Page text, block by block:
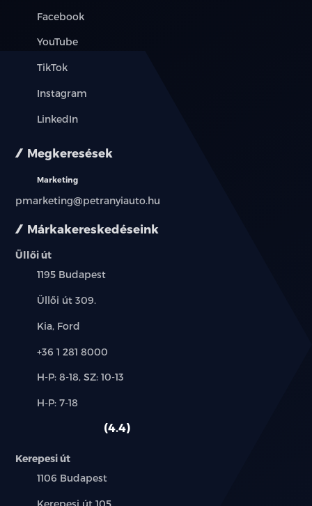
Márkakereskedéseink
Üllői út
Település:
1195 Budapest
Cím:
Üllői út 309.
Márkák:
Kia, Ford
Telefon:
+36 1 281 8000
Új-
használt
H-P: 8-18, SZ: 10-13
Alkatrész,
H-P: 7-18
4.4
Kerepesi út
Település:
1106 Budapest
Cím:
Kerepesi út 105.
Facebook
YouTube
TikTok
Instagram
LinkedIn
Megkeresések
Marketing
pmarketing@petranyiauto.hu